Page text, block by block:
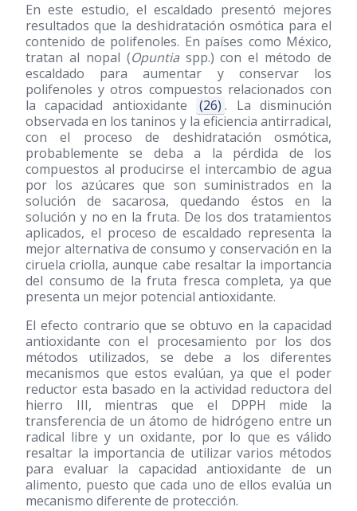
En este estudio, el escaldado presentó mejores
resultados que la deshidratación osmótica para el
contenido de polifenoles. En países como México,
tratan al nopal (Opuntiaspp.) con el método de
escaldado para aumentar y conservar los
polifenoles y otros compuestos relacionados con
la capacidad antioxidante
(26) . La disminución
observada en los taninos y la eficiencia antirradical,
con el proceso de deshidratación osmótica,
probablemente se deba a la pérdida de los
compuestos al producirse el intercambio de agua
por los azúcares que son suministrados en la
solución de sacarosa, quedando éstos en la
solución y no en la fruta. De los dos tratamientos
aplicados, el proceso de escaldado representa la
mejor alternativa de consumo y conservación en la
ciruela criolla, aunque cabe resaltar la importancia
del consumo de la fruta fresca completa, ya que
presenta un mejor potencial antioxidante.
El efecto contrario que se obtuvo en la capacidad
antioxidante con el procesamiento por los dos
métodos utilizados, se debe a los diferentes
mecanismos que estos evalúan, ya que el poder
reductor esta basado en la actividad reductora del
hierro III, mientras que el DPPH mide la
transferencia de un átomo de hidrógeno entre un
radical libre y un oxidante, por lo que es válido
resaltar la importancia de utilizar varios métodos
para evaluar la capacidad antioxidante de un
alimento, puesto que cada uno de ellos evalúa un
mecanismo diferente de protección.